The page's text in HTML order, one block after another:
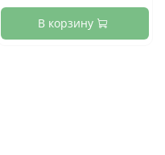
В корзину